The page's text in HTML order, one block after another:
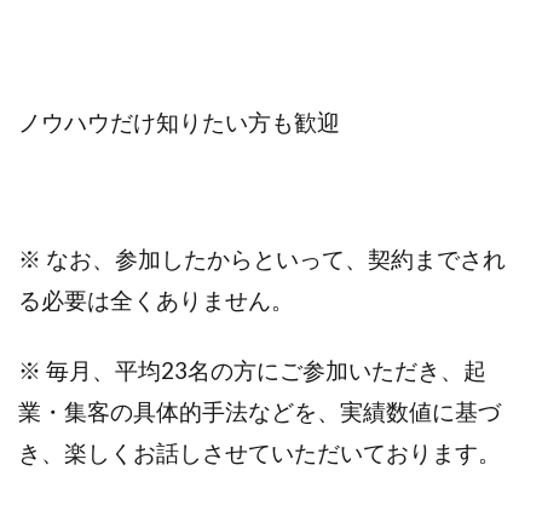
ノウハウだけ知りたい方も歓迎
※ なお、参加したからといって、契約までされ
る必要は全くありません。
※ 毎月、平均23名の方にご参加いただき、起
業・集客の具体的手法などを、実績数値に基づ
き、楽しくお話しさせていただいております。